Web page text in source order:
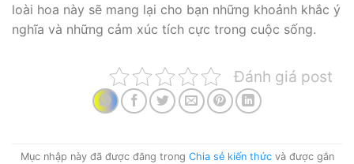
loài hoa này sẽ mang lại cho bạn những khoảnh khắc ý
nghĩa và những cảm xúc tích cực trong cuộc sống.
Đánh giá post
Mục nhập này đã được đăng trong Chia sẻ kiến thứcvà được gắn